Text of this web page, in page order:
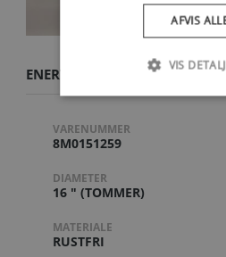
ENERTIA ECO 16 X 21RH
VARENUMMER
8M0151259
DIAMETER
16 " (TOMMER)
MATERIALE
RUSTFRI
AFVIS
VIS